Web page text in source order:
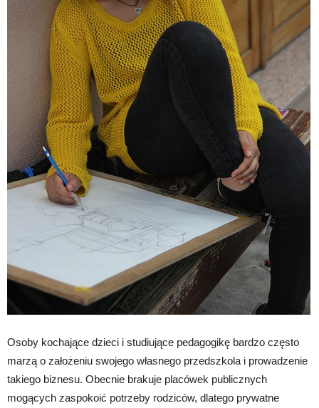
Osoby kochające dzieci i studiujące pedagogikę bardzo często
marzą o założeniu swojego własnego przedszkola i prowadzenie
takiego biznesu. Obecnie brakuje placówek publicznych
mogących zaspokoić potrzeby rodziców, dlatego prywatne